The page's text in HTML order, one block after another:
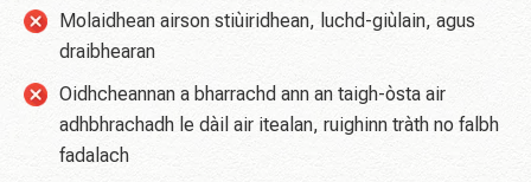
Molaidhean airson stiùiridhean, luchd-giùlain, agus
draibhearan
Oidhcheannan a bharrachd ann an taigh-òsta air
adhbhrachadh le dàil air itealan, ruighinn tràth no falbh
fadalach